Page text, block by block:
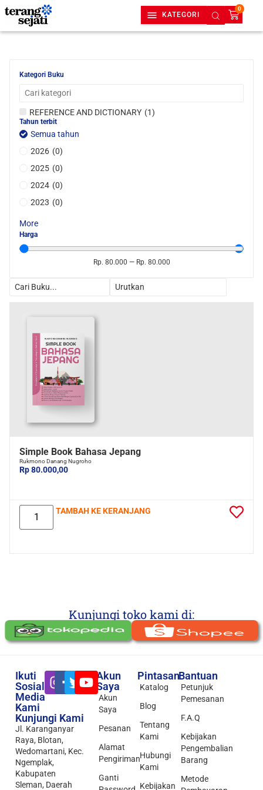
KATEGORI
0
Kategori Buku
REFERENCE AND DICTIONARY (1)
Tahun terbit
Semua tahun
2026 (0)
2025 (0)
2024 (0)
2023 (0)
More
Harga
Rp. 80.000 — Rp. 80.000
Simple Book Bahasa Jepang
Rukmono Danang Nugroho
Rp 80.000,00
TAMBAH KE KERANJANG
Kunjungi toko kami di:
Akun
Saya
Akun
Saya
Pesanan
Alamat
Pengiriman
Ganti
Pintasan
Katalog
Blog
Tentang
Kami
Hubungi
Kami
Kebijakan
Bantuan
Petunjuk
Pemesanan
F.A.Q
Kebijakan
Pengembalian
Barang
Metode
Ikuti
Sosial
Media
Kami
Kunjungi Kami
Jl. Karanganyar
Raya, Blotan,
Wedomartani, Kec.
Ngemplak,
Kabupaten
Sleman, Daerah